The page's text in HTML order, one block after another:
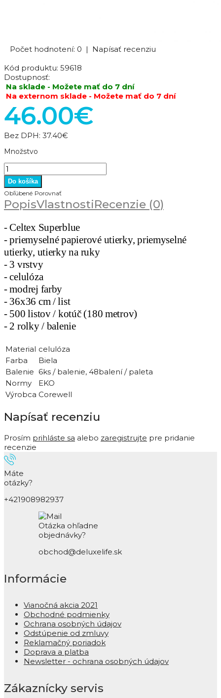
Počet hodnotení: 0 | Napísať recenziu
Kód produktu: 59618
Dostupnosť:
Na sklade - Možete mať do 7 dní
Na externom sklade - Možete mať do 7 dní
46.00€
Bez DPH: 37.40€
Množstvo
Obľúbené Porovnať
PopisVlastnostiRecenzie (0)
- Celtex Superblue
- priemyselné papierové utierky, priemyselné
utierky, utierky na ruky
- 3 vrstvy
- celulóza
- modrej farby
- 36x36 cm / list
- 500 listov / kotúč (180 metrov)
- 2 rolky / balenie
Material celulóza
Farba
Biela
Balenie 6ks / balenie, 48balení / paleta
Normy
EKO
Výrobca Corewell
Napísať recenziu
Prosím prihláste sa alebo zaregistrujte pre pridanie
recenzie
Máte
otázky?
+421908982937
Otázka ohľadne
objednávky?
obchod@deluxelife.sk
Informácie
Vianočná akcia 2021
Obchodné podmienky
Ochrana osobných údajov
Odstúpenie od zmluvy
Reklamačný poriadok
Doprava a platba
Newsletter - ochrana osobných údajov
Zákaznícky servis